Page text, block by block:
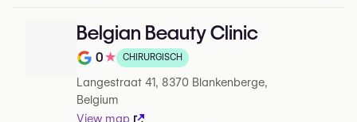
Belgian Beauty Clinic
Note de 0 sur 5 sur Google
0★ CHIRURGISCH
Langestraat 41, 8370 Blankenberge,
Belgium
View map